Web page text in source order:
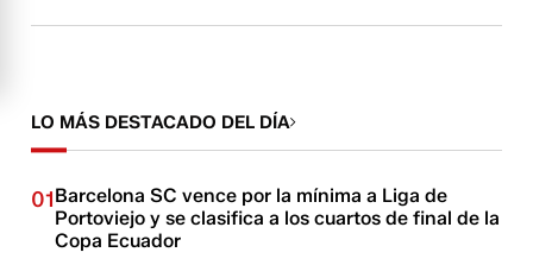
LO MÁS DESTACADO DEL DÍA
01Barcelona SC vence por la mínima a Liga de
Portoviejo y se clasifica a los cuartos de final de la
Copa Ecuador